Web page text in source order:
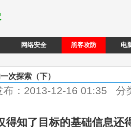
网络安全 黑客攻防 电
次探索（下）
：2013-12-16 01:35 分
得知了目标的基础信息还